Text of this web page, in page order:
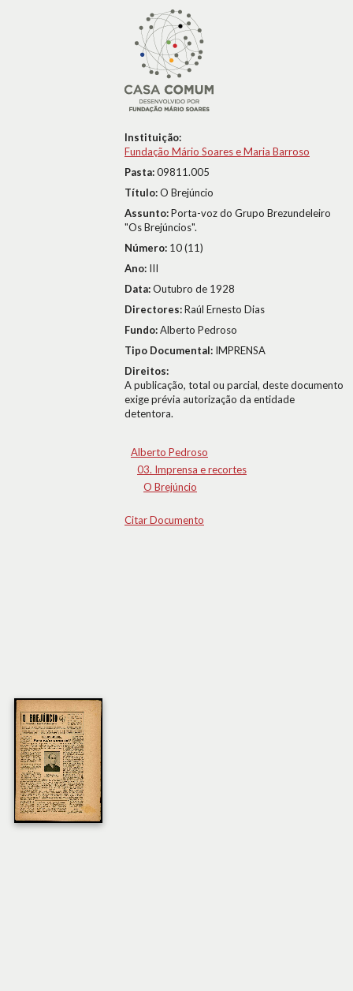
Instituição:
Fundação Mário Soares e Maria Barroso
Pasta:09811.005
Título:O Brejúncio
Assunto:Porta-voz do Grupo Brezundeleiro
"Os Brejúncios".
Número: 10 (11)
Ano: III
Data:Outubro de 1928
Directores:Raúl Ernesto Dias
Fundo:Alberto Pedroso
Tipo Documental: IMPRENSA
Direitos:
A publicação, total ou parcial, deste documento
exige prévia autorização da entidade
detentora.
Alberto Pedroso
03. Imprensa e recortes
O Brejúncio
Citar Documento